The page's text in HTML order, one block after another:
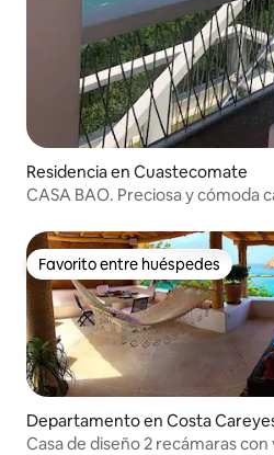
Residencia en Cuastecomate
CASA BAO. Preciosa y cómoda
Favorito entre huéspedes
Favorito entre huéspedes
Departamento en Costa
Casa de diseño 2 recámaras con